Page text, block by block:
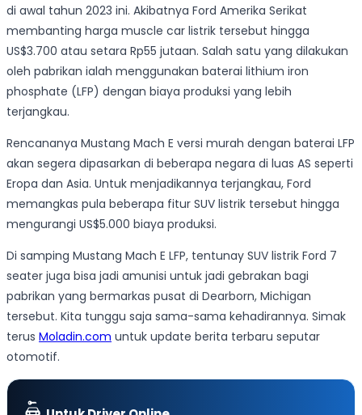
di awal tahun 2023 ini. Akibatnya Ford Amerika Serikat
membanting harga muscle car listrik tersebut hingga
US$3.700 atau setara Rp55 jutaan. Salah satu yang dilakukan
oleh pabrikan ialah menggunakan baterai lithium iron
phosphate (LFP) dengan biaya produksi yang lebih
terjangkau.
Rencananya Mustang Mach E versi murah dengan baterai LFP
akan segera dipasarkan di beberapa negara di luas AS seperti
Eropa dan Asia. Untuk menjadikannya terjangkau, Ford
memangkas pula beberapa fitur SUV listrik tersebut hingga
mengurangi US$5.000 biaya produksi.
Di samping Mustang Mach E LFP, tentunay SUV listrik Ford 7
seater juga bisa jadi amunisi untuk jadi gebrakan bagi
pabrikan yang bermarkas pusat di Dearborn, Michigan
tersebut. Kita tunggu saja sama-sama kehadirannya. Simak
terus Moladin.com untuk update berita terbaru seputar
otomotif.